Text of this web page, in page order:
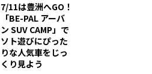
7/11は豊洲へGO！
「BE-PAL アーバ
ン SUV CAMP」で
ソト遊びにぴった
りな人気車をじっ
くり見よう